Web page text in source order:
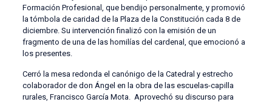
Formación Profesional, que bendijo personalmente, y promovió
la tómbola de caridad de la Plaza de la Constitución cada 8 de
diciembre. Su intervención finalizó con la emisión de un
fragmento de una de las homilías del cardenal, que emocionó a
los presentes.
Cerró la mesa redonda el canónigo de la Catedral y estrecho
colaborador de don Ángel en la obra de las escuelas-capilla
rurales, Francisco García Mota. Aprovechó su discurso para